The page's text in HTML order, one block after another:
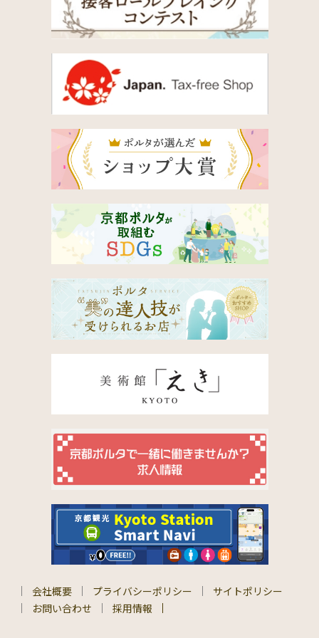
会社概要 プライバシーポリシー
サイトポリシー
お問い合わせ
採用情報